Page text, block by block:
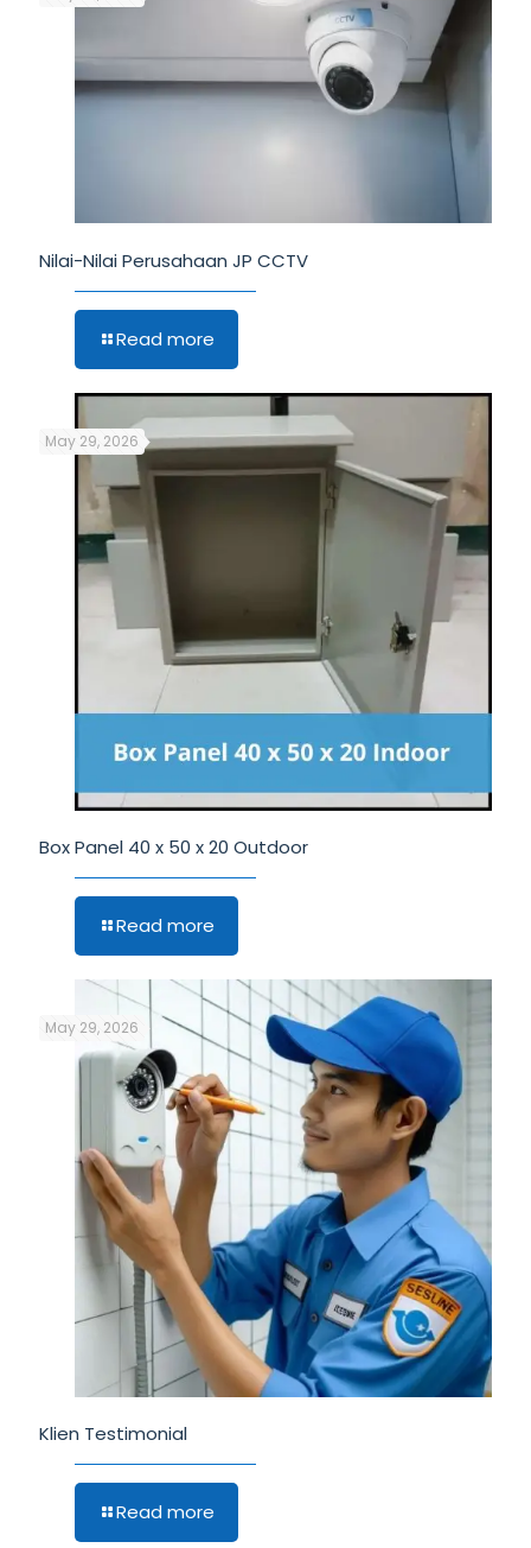
Nilai-Nilai Perusahaan JP CCTV
Read more
May 29, 2026
Box Panel 40 x 50 x 20 Outdoor
Read more
May 29, 2026
Klien Testimonial
Read more